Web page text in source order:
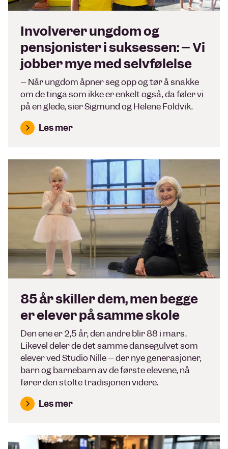
Involverer ungdom og
pensjonister i suksessen: – Vi
jobber mye med selvfølelse
– Når ungdom åpner seg opp og tør å snakke
om de tinga som ikke er enkelt også, da føler vi
på en glede, sier Sigmund og Helene Foldvik.
Les mer
85 år skiller dem, men begge
er elever på samme skole
Den ene er 2,5 år, den andre blir 88 i mars.
Likevel deler de det samme dansegulvet som
elever ved Studio Nille – der nye generasjoner,
barn og barnebarn av de første elevene, nå
fører den stolte tradisjonen videre.
Les mer